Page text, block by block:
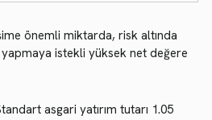
önemli miktarda, risk altında
yapmaya istekli yüksek net değere
asgari yatırım tutarı 1.05